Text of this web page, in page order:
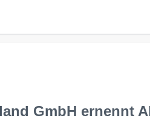
GmbH ernennt